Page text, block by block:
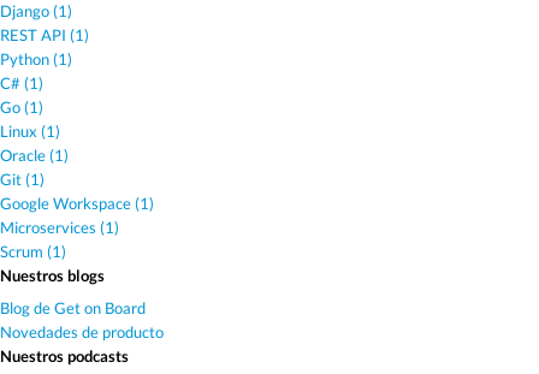
Django (1)
REST API (1)
Python (1)
C# (1)
Go (1)
Linux (1)
Oracle (1)
Git (1)
Google Workspace (1)
Microservices (1)
Scrum (1)
Nuestros blogs
Blog de Get on Board
Novedades de producto
Nuestros podcasts